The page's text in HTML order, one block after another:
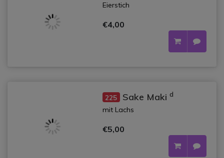
Eierstich
€4,00
225 Sake Maki d
mit Lachs
€5,00